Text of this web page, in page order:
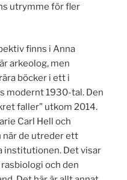
utrymme för fler
finns i Anna
arkeolog, men
böcker i ett i
modernt 1930-tal. Den
faller” utkom 2014.
Carl Hell och
när de utreder ett
institutionen. Det visar
och den